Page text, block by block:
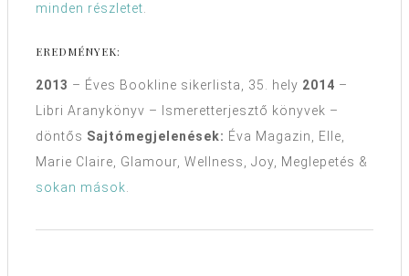
minden részletet
EREDMÉNYEK:
2013 – Éves Bookline sikerlista, 35. hely 2014 –
Libri Aranykönyv – Ismeretterjesztő könyvek –
döntős Sajtómegjelenések: Éva Magazin, Elle,
Marie Claire, Glamour, Wellness, Joy, Meglepetés &
sokan mások